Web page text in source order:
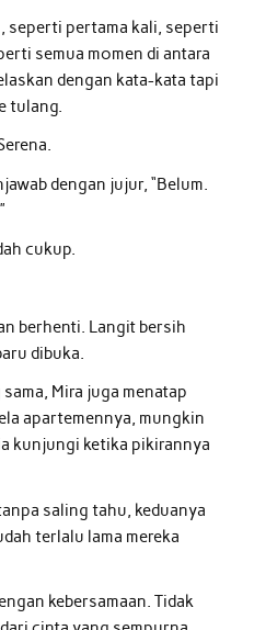
seperti pertama kali, seperti
semua momen di antara
dengan kata-kata tapi
tulang.
dengan jujur, “Belum.
cukup.
berhenti. Langit bersih
dibuka.
Mira juga menatap
apartemennya, mungkin
kunjungi ketika pikirannya
saling tahu, keduanya
terlalu lama mereka
kebersamaan. Tidak